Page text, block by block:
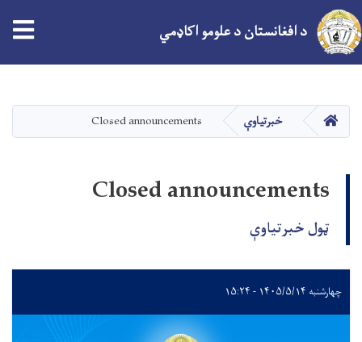
دانګل
د افغانستان د علومو اکاډمي
کور خبرتیاوې Closed announcements
Closed announcements
ټول خبرتیاوې
چهارشنبه ۱۴۰۵/۵/۱۴ - ۱۵:۲۴